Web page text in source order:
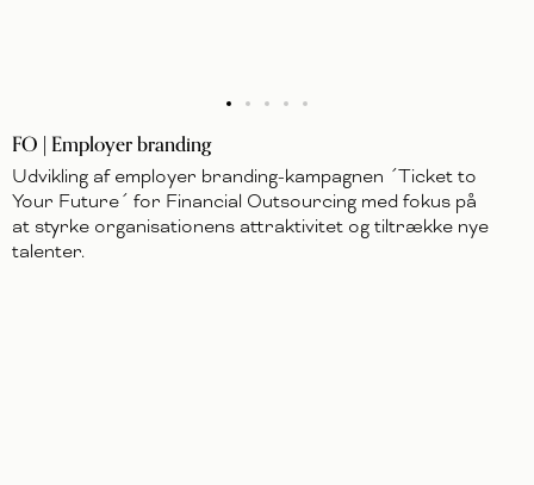
FO | Employer branding
Udvikling af employer branding-kampagnen ´Ticket to
Your Future´ for Financial Outsourcing med fokus på
at styrke organisationens attraktivitet og tiltrække nye
talenter.